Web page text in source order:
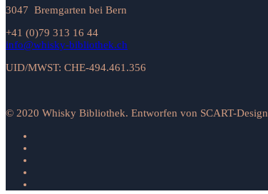
3047 Bremgarten bei Bern
+41 (0)79 313 16 44
info@whisky-bibliothek.ch
UID/MWST: CHE-494.461.356
© 2020 Whisky Bibliothek. Entworfen von SCART-Design